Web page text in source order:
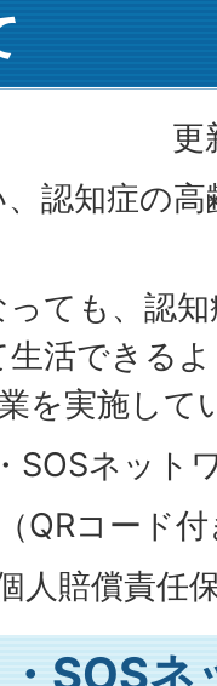
更
認知症の
ても、認
活できる
を実施して
SOSネット
QRコード
人賠償責任
SOSネ